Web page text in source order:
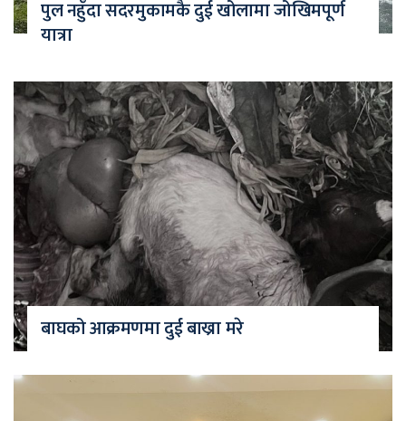
पुल नहुँदा सदरमुकामकै दुई खोलामा जोखिमपूर्ण
यात्रा
बाघको आक्रमणमा दुई बाख्रा मरे